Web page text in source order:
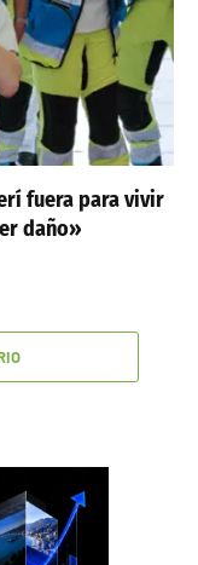
fuera para vivir
daño»